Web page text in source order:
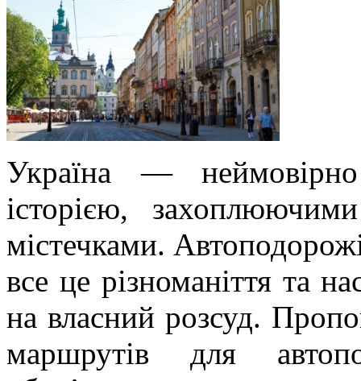
Україна —
історією,
містечками.
все це різноманіття та
на власний розсуд.
маршрутів для